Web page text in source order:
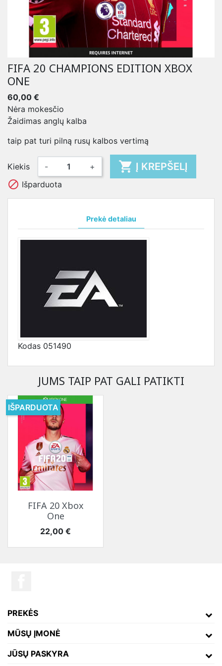
FIFA 20 CHAMPIONS EDITION XBOX
ONE
60,00 €
Nėra mokesčio
Žaidimas anglų kalba
taip pat turi pilną rusų kalbos vertimą
Kiekis - +  Į KREPŠELĮ
 Išparduota
Prekė detaliau
Kodas 051490
JUMS TAIP PAT GALI PATIKTI
FIFA 20 Xbox
One
Kaina
22,00 €
IŠPARDUOTA
PREKĖS
MŪSŲ ĮMONĖ
JŪSŲ PASKYRA